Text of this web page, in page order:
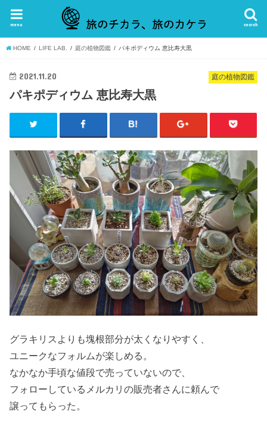
search
menu
HOME LIFE LAB. 庭の植物図鑑 パキポディウム 恵比寿大黒
庭の植物図鑑
2021.11.20
パキポディウム 恵比寿大黒
グラキリスよりも塊根部分が太くなりやすく、
ユニークなフォルムが楽しめる。
なかなか手頃な値段で売っていないので、
フォローしているメルカリの販売者さんに頼んで
譲ってもらった。